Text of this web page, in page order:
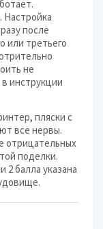
Настройка
после
или третьего
не
инструкции
пляски с
все нервы.
отрицательных
поделки.
2 балла указана